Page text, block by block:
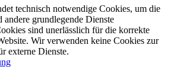
technisch notwendige Cookies, um die
grundlegende Dienste
sind unerlässlich für die korrekte
Wir verwenden keine Cookies zur
externe Dienste.